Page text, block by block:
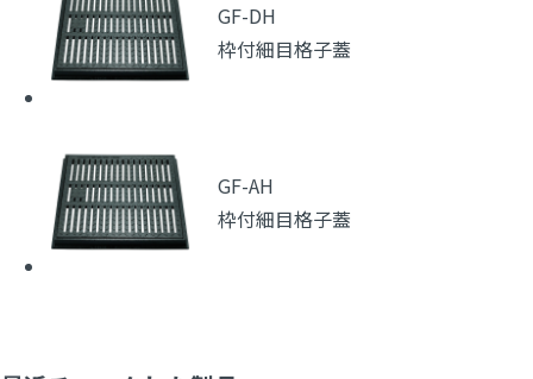
GF-DH
枠付細目格子蓋
GF-AH
枠付細目格子蓋